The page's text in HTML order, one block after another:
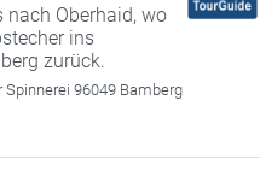
nach Oberhaid, wo
ins
zurück.
Spinnerei 96049 Bamberg